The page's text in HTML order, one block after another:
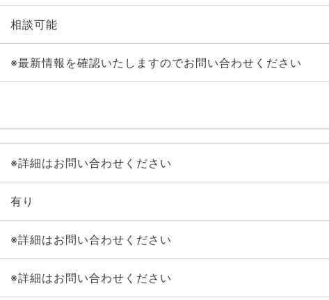
相談可能
※最新情報を確認いたしますのでお問い合わせください
※詳細はお問い合わせください
有り
※詳細はお問い合わせください
※詳細はお問い合わせください